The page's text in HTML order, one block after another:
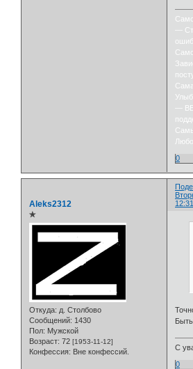
—
—
0
Aleks2312
✯
Откуда: д. Столбово
Сообщений: 1430
Пол: Мужской
Возраст: 72 [1953-11-12]
Конфессия: Вне конфессий.
С
0